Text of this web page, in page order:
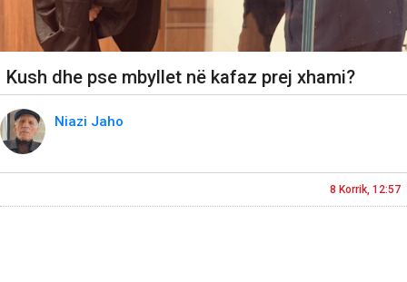
Kush dhe pse mbyllet në kafaz prej xhami?
Niazi Jaho
8 Korrik, 12:57